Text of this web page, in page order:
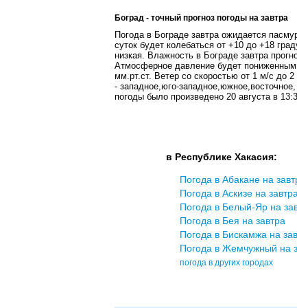
Боград - точный прогноз погоды на завтра
Погода в Бограде завтра ожидается
суток будет колебаться от +10 до +18
низкая. Влажность в Бограде завтра
Атмосферное давление будет
мм.рт.ст. Ветер со скоростью от 1 м/с до
- западное,юго-
погоды было произведено 20 августа в
в Республике Хакасия:
Погода в Абакане на
Погода в Аскизе на завтра
Погода в Белый-Яр на
Погода в Бея на завтра
Погода в Бискамжа на
Погода в Жемчужный на
погода в других городах